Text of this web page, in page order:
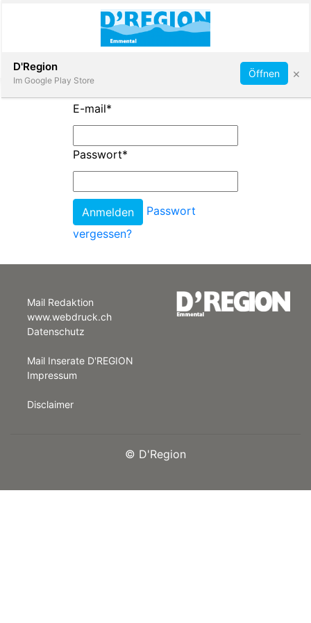
App
Abonnieren
E-mail*
Passwort*
Passwort
vergessen?
Mail Redaktion
www.webdruck.ch
Datenschutz
Mail Inserate D'REGION
Impressum
Disclaimer
© D'Region
D'Region
Im Google Play Store
Öffnen ×